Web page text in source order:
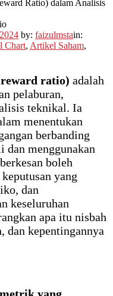
Ratio) dalam Analisis
by: faizulmstain:
Chart, Artikel Saham,
ratio) adalah
pelaburan,
teknikal. Ia
menentukan
berbanding
menggunakan
boleh
yang
dan
keseluruhan
apa itu nisbah
dan kepentingannya